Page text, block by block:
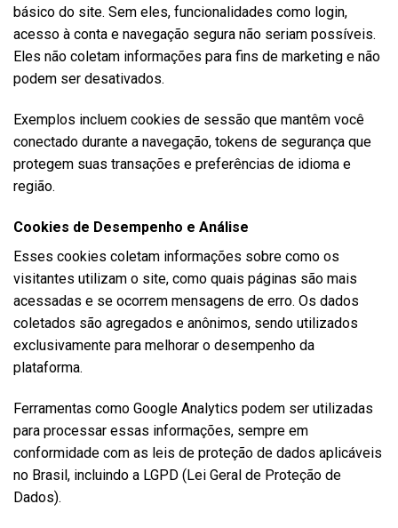
básico do site. Sem eles, funcionalidades como login,
acesso à conta e navegação segura não seriam possíveis.
Eles não coletam informações para fins de marketing e não
podem ser desativados.
Exemplos incluem cookies de sessão que mantêm você
conectado durante a navegação, tokens de segurança que
protegem suas transações e preferências de idioma e
região.
Cookies de Desempenho e Análise
Esses cookies coletam informações sobre como os
visitantes utilizam o site, como quais páginas são mais
acessadas e se ocorrem mensagens de erro. Os dados
coletados são agregados e anônimos, sendo utilizados
exclusivamente para melhorar o desempenho da
plataforma.
Ferramentas como Google Analytics podem ser utilizadas
para processar essas informações, sempre em
conformidade com as leis de proteção de dados aplicáveis
no Brasil, incluindo a LGPD (Lei Geral de Proteção de
Dados).